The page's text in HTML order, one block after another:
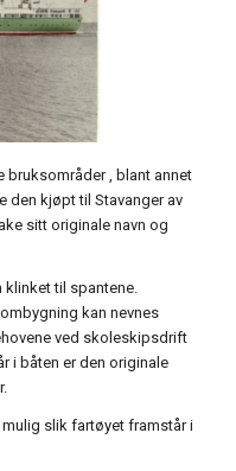
bruksområder , blant annet
kjøpt til Stavanger av
sitt originale navn og
til spantene.
kan nevnes
ved skoleskipsdrift
i båten er den originale
mulig slik fartøyet framstår i